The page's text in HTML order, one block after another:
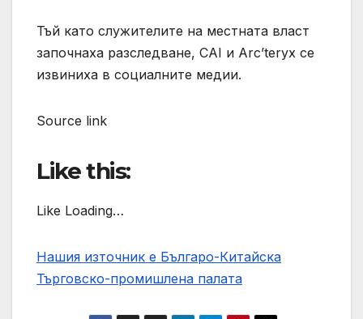
Тъй като служителите на местната власт
започнаха разследване, CAI и Arc’teryx се
извиниха в социалните медии.
Source link
Like this:
Like Loading…
Нашия източник е Българо-Китайска
Търговско-промишлена палaта